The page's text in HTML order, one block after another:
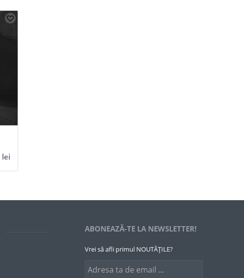
lei
ABONEAZĂ-TE LA NEWSLETTER!
Vrei să afli primul NOUTĂȚILE?